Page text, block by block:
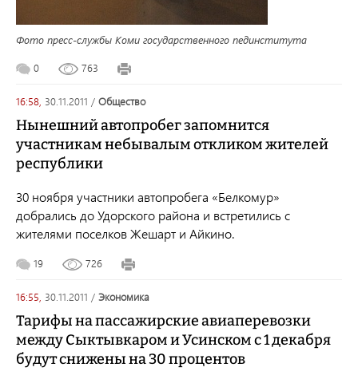
Фото пресс-службы Коми государственного пединститута
0 763
16:58, 30.11.2011 / общество
Нынешний автопробег запомнится
участникам небывалым откликом жителей
республики
30 ноября участники автопробега «Белкомур»
добрались до Удорского района и встретились с
жителями поселков Жешарт и Айкино.
19 726
16:55, 30.11.2011 / экономика
Тарифы на пассажирские авиаперевозки
между Сыктывкаром и Усинском с 1 декабря
будут снижены на 30 процентов